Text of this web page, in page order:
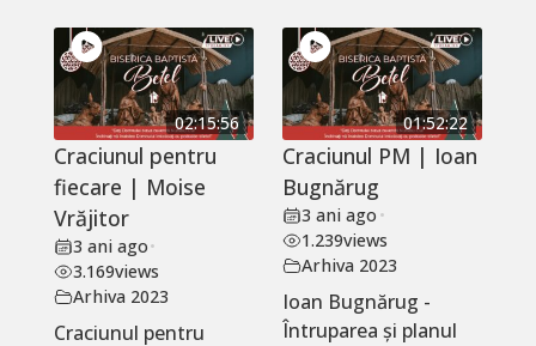
02:15:56
Craciunul pentru
fiecare | Moise
Vrăjitor
3 ani ago•
3.169views
Arhiva 2023
Craciunul pentru
01:52:22
Craciunul PM | Ioan
Bugnărug
3 ani ago •
1.239views
Arhiva 2023
Ioan Bugnărug -
Întruparea și planul